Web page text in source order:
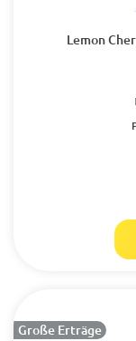
Lemon
Große Erträge